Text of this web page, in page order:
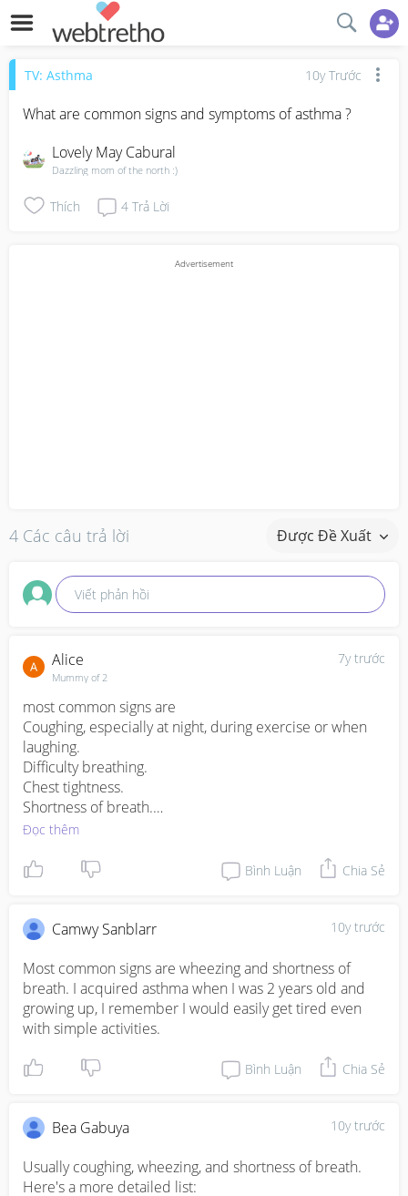
TV: Asthma 10y Trước
What are common signs and symptoms of asthma ?
Lovely May Cabural
Dazzling mom of the north :)
Thích 4 Trả Lời
4 Các câu trả lời Được Đề Xuất
Viết phản hồi
7y trước
Alice
Mummy of 2
most common signs are
Coughing, especially at night, during exercise or when
laughing.
Difficulty breathing.
Chest tightness.
Shortness of breath.
Wheezing (a whistling or squeaky sound in your chest
Đọc thêm
Bình Luận Chia Sẻ
10y trước
Camwy Sanblarr
Most common signs are wheezing and shortness of
breath. I acquired asthma when I was 2 years old and
growing up, I remember I would easily get tired even
with simple activities.
Bình Luận Chia Sẻ
10y trước
Bea Gabuya
Usually coughing, wheezing, and shortness of breath.